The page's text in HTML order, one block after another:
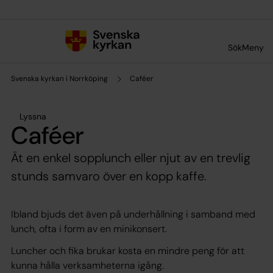
SökMeny
Svenska kyrkan i Norrköping Caféer
Lyssna
Caféer
Ät en enkel sopplunch eller njut av en trevlig
stunds samvaro över en kopp kaffe.
Ibland bjuds det även på underhållning i samband med
lunch, ofta i form av en minikonsert.
Luncher och fika brukar kosta en mindre peng för att
kunna hålla verksamheterna igång.